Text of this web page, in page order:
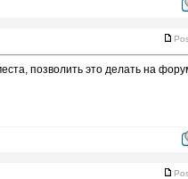
позволить это делать на